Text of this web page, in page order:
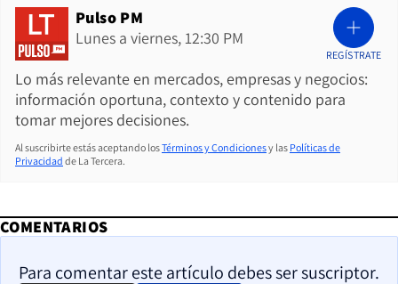
Pulso PM
Lunes a viernes, 12:30 PM
Lo más relevante en mercados, empresas y negocios:
información oportuna, contexto y contenido para
tomar mejores decisiones.
REGÍSTRATE
Al suscribirte estás aceptando losTérminos y Condicionesy las Políticas de
Privacidad de La Tercera.
COMENTARIOS
Para comentar este artículo debes ser suscriptor.